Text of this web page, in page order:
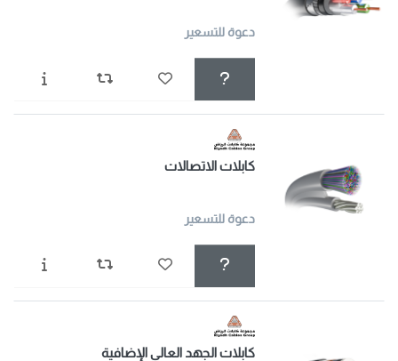
دعوة للتسعير
كابلات الاتصالات
دعوة للتسعير
كابلات الجهد العالي الإضافية